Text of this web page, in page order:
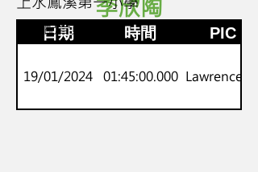
李欣陶
日期 時間 PIC
19/01/2024 01:45:00.000 Lawrence Lo
小小配音員